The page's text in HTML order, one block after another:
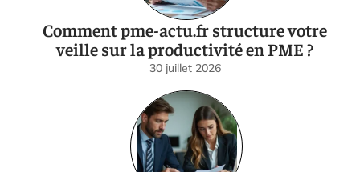
Comment pme-actu.fr structure votre
veille sur la productivité en PME ?
30 juillet 2026